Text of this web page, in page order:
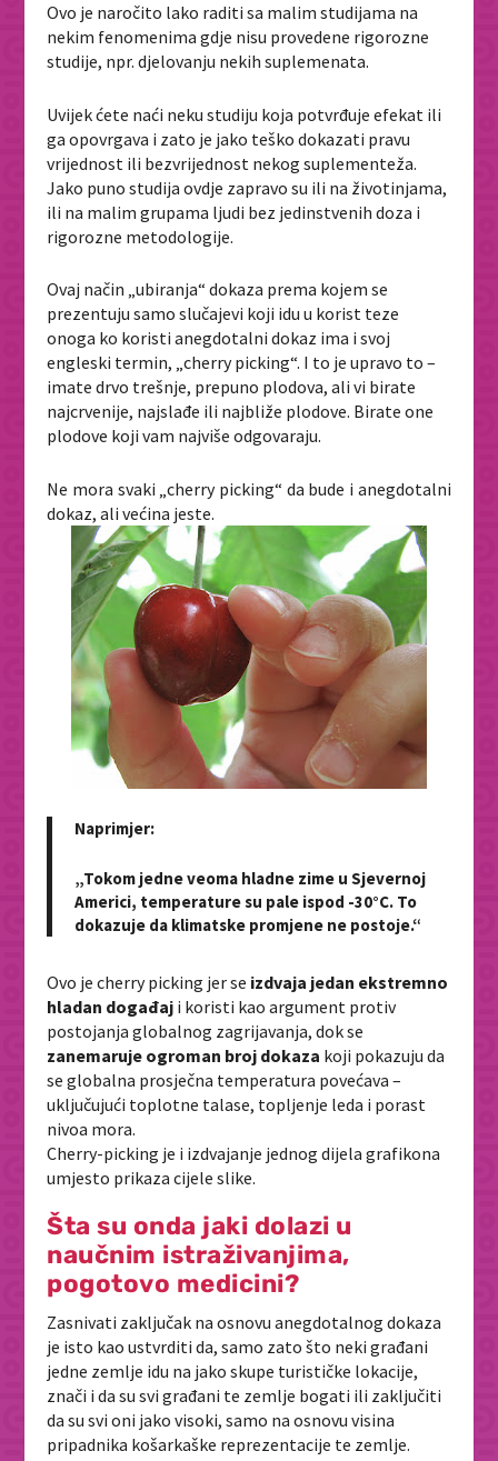
Ovo je naročito lako raditi sa malim studijama na
nekim fenomenima gdje nisu provedene rigorozne
studije, npr. djelovanju nekih suplemenata.
Uvijek ćete naći neku studiju koja potvrđuje efekat ili
ga opovrgava i zato je jako teško dokazati pravu
vrijednost ili bezvrijednost nekog suplementeža.
Jako puno studija ovdje zapravo su ili na životinjama,
ili na malim grupama ljudi bez jedinstvenih doza i
rigorozne metodologije.
Ovaj način „ubiranja“ dokaza prema kojem se
prezentuju samo slučajevi koji idu u korist teze
onoga ko koristi anegdotalni dokaz ima i svoj
engleski termin, „cherry picking“. I to je upravo to –
imate drvo trešnje, prepuno plodova, ali vi birate
najcrvenije, najslađe ili najbliže plodove. Birate one
plodove koji vam najviše odgovaraju.
Ne mora svaki „cherry picking“ da bude i anegdotalni
dokaz, ali većina jeste.
Naprimjer:
„Tokom jedne veoma hladne zime u Sjevernoj
Americi, temperature su pale ispod -30°C. To
dokazuje da klimatske promjene ne postoje.“
Ovo je cherry picking jer se izdvaja jedan ekstremno
hladan događaj i koristi kao argument protiv
postojanja globalnog zagrijavanja, dok se
zanemaruje ogroman broj dokaza koji pokazuju da
se globalna prosječna temperatura povećava –
uključujući toplotne talase, topljenje leda i porast
nivoa mora.
Cherry-picking je i izdvajanje jednog dijela grafikona
umjesto prikaza cijele slike.
Šta su onda jaki dolazi u
naučnim istraživanjima,
pogotovo medicini?
Zasnivati zaključak na osnovu anegdotalnog dokaza
je isto kao ustvrditi da, samo zato što neki građani
jedne zemlje idu na jako skupe turističke lokacije,
znači i da su svi građani te zemlje bogati ili zaključiti
da su svi oni jako visoki, samo na osnovu visina
pripadnika košarkaške reprezentacije te zemlje.